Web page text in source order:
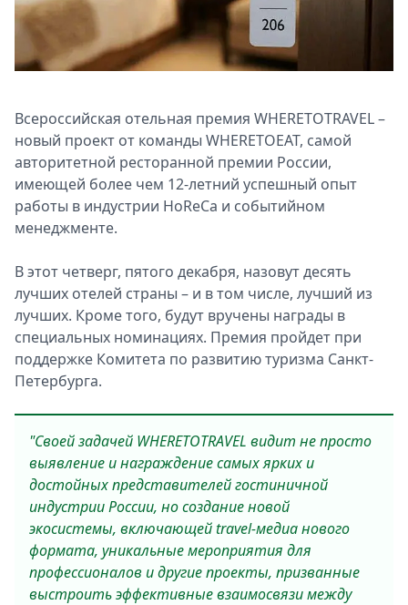
Выборы
Скачай
Metro
Всероссийская отельная премия WHERETOTRAVEL –
новый проект от команды WHERETOEAT, самой
авторитетной ресторанной премии России,
имеющей более чем 12-летний успешный опыт
работы в индустрии HoReCa и событийном
менеджменте.
В этот четверг, пятого декабря, назовут десять
лучших отелей страны – и в том числе, лучший из
лучших. Кроме того, будут вручены награды в
специальных номинациях. Премия пройдет при
поддержке Комитета по развитию туризма Санкт-
Петербурга.
"Своей задачей WHERETOTRAVEL видит не просто
выявление и награждение самых ярких и
достойных представителей гостиничной
индустрии России, но создание новой
экосистемы, включающей travel-медиа нового
формата, уникальные мероприятия для
профессионалов и другие проекты, призванные
выстроить эффективные взаимосвязи между